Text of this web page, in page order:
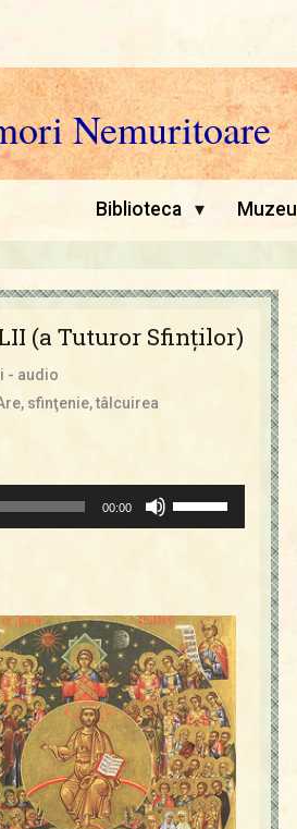
Nemuritoare
Biblioteca ▾ Muzeu
(a Tuturor Sfinţilor)
- audio
, sfinţenie,tâlcuirea
00:00
tastele
a
mări
sau
micșora
volumul.